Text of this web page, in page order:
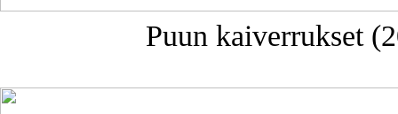
Puun kaiverrukset